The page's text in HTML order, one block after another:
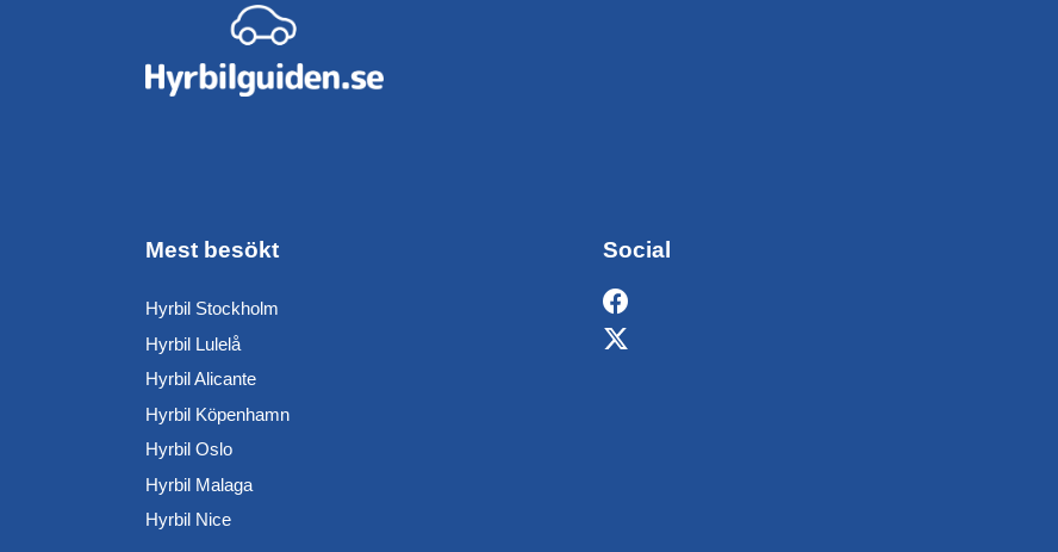
Mest besökt
Hyrbil Stockholm
Hyrbil Lulelå
Hyrbil Alicante
Hyrbil Köpenhamn
Hyrbil Oslo
Hyrbil Malaga
Hyrbil Nice
Social